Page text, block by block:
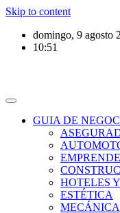
Skip to content
domingo, 9 agosto
10:51
GUIA DE
HOTELES
ESTÉTICA